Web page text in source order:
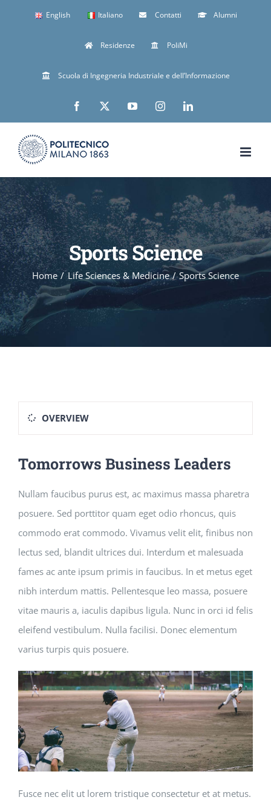
English Italiano Contatti Alumni
Residenze PoliMi
Scuola di Ingegneria Industriale e dell’Informazione
Facebook YouTubeInstagramLinkedIn
Sports Science
Home Life Sciences & Medicine Sports Science
OVERVIEW
Tomorrows Business Leaders
Nullam faucibus purus est, ac maximus massa pharetra
posuere. Sed porttitor quam eget odio rhoncus, quis
commodo erat commodo. Vivamus velit elit, finibus non
lectus sed, blandit ultrices dui. Interdum et malesuada
fames ac ante ipsum primis in faucibus. In et metus eget
nibh interdum mattis. Pellentesque leo massa, posuere
vitae mauris a, iaculis dapibus ligula. Nunc in orci id felis
eleifend vestibulum. Nulla facilisi. Donec elementum
varius turpis quis posuere.
Fusce nec elit ut lorem tristique consectetur et at metus.